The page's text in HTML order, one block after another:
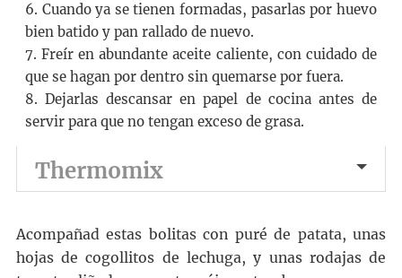
6. Cuando ya se tienen formadas, pasarlas por huevo
bien batido y pan rallado de nuevo.
7. Freír en abundante aceite caliente, con cuidado de
que se hagan por dentro sin quemarse por fuera.
8. Dejarlas descansar en papel de cocina antes de
servir para que no tengan exceso de grasa.
Thermomix
Acompañad estas bolitas con puré de patata, unas
hojas de cogollitos de lechuga, y unas rodajas de